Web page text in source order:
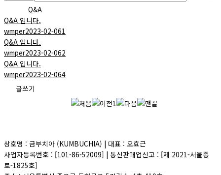
Q&A
Q&A 입니다.
wmper2023-02-061
Q&A 입니다.
wmper2023-02-062
Q&A 입니다.
wmper2023-02-064
글쓰기
1
상호명 : 금부치아 (KUMBUCHIA) | 대표 : 오효근
사업자등록번호 : [101-86-52009] | 통신판매업신고 : [제 2021-서울종
로-1825호]